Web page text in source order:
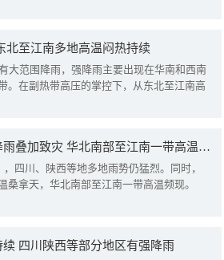
北至江南多地高温闷热持续
大范围降雨，强降雨主要出现在华南和西南
。在副热带高压的掌控下，从东北至江南高
四川陕西等地需警惕降雨叠加致灾 华北南部至江南一带高温频现
四川、陕西等地多地雨势仍猛烈。同时，
桑拿天，华北南部至江南一带高温频现。
四川陕西等部分地区有强降雨